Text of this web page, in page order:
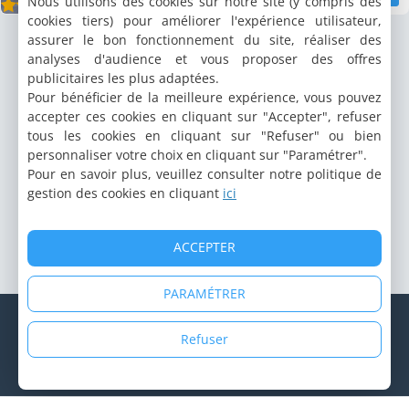
8.8 km 9 /10
© Copyright 1998 - 2026 Cybevasion
Mentions légales|Confidentialité|CGU|Informations légales|
Système d'alerte|Espace propriétaire
cookies tiers) pour améliorer l'expérience utilisateur,
assurer le bon fonctionnement du site, réaliser des
analyses d'audience et vous proposer des offres
publicitaires les plus adaptées.
Pour bénéficier de la meilleure expérience, vous pouvez
accepter ces cookies en cliquant sur "Accepter", refuser
tous les cookies en cliquant sur "Refuser" ou bien
personnaliser votre choix en cliquant sur "Paramétrer".
Pour en savoir plus, veuillez consulter notre politique de
gestion des cookies en cliquant ici
ACCEPTER
PARAMÉTRER
Refuser